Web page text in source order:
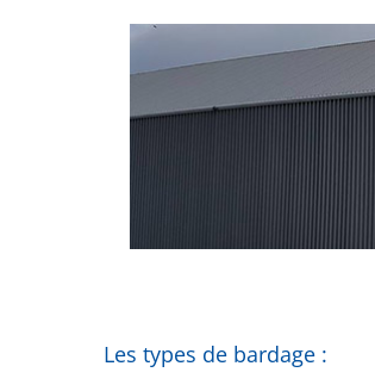
Les types de bardage :